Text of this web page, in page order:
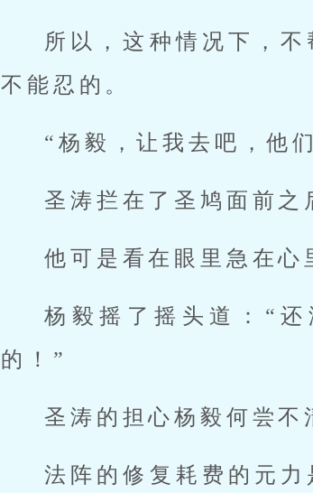
所以，这种情况下，
不能忍的。
“杨毅，让我去吧，他
圣涛拦在了圣鸠面前之
他可是看在眼里急在心
杨毅摇了摇头道：“
的！”
圣涛的担心杨毅何尝不
法阵的修复耗费的元